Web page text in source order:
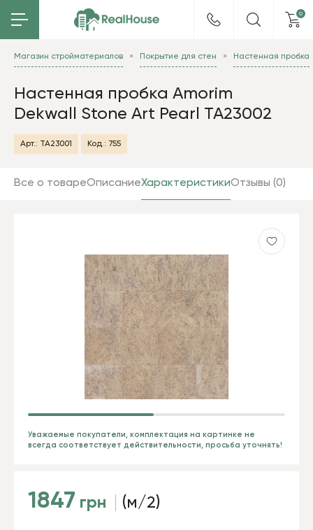
0
Магазин стройматериалов Покрытие для стен Настенная пробка
Настенная пробка Amorim
Dekwall Stone Art Pearl TA23002
Арт.: TA23001 Код.: 755
Все о товареОписаниеХарактеристикиОтзывы (0)
Уважаемые покупатели, комплектация на картинке не
всегда соответствует действительности, просьба уточнять!
1847 грн (м/2)